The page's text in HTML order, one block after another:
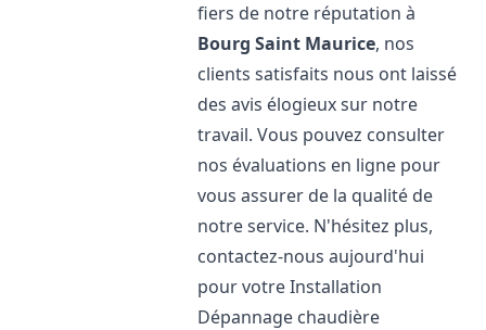
fiers de notre réputation à
Bourg Saint Maurice, nos
clients satisfaits nous ont laissé
des avis élogieux sur notre
travail. Vous pouvez consulter
nos évaluations en ligne pour
vous assurer de la qualité de
notre service. N'hésitez plus,
contactez-nous aujourd'hui
pour votre Installation
Dépannage chaudière